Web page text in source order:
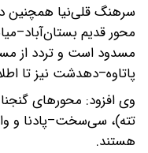
سرهنگ قلی‌نیا همچنین
محور قدیم
مسدود است و تردد از
پاتاوه–دهدشت نیز تا
وی افزود: محورهای
تته)، سی‌سخت–پادنا و
هستند.